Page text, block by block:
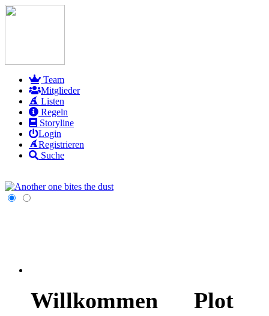
Team
Mitglieder
Listen
Regeln
Storyline
Login
Registrieren
Suche
Willkommen Plot